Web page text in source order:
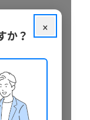
す
す
×
か？